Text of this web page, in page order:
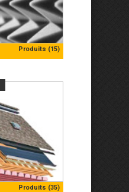
Produits (15)
Produits (35)